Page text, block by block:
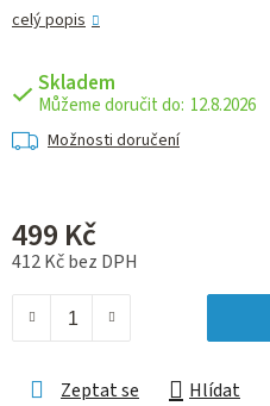
celý popis
Skladem
12.8.2026
Možnosti doručení
499 Kč
412 Kč bez DPH
Zeptat se Hlídat